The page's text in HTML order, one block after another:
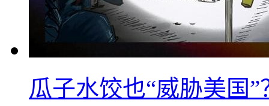
瓜子水饺也“威胁美国”